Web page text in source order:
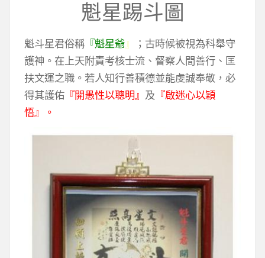
魁星踢斗圖
魁斗星君俗稱 『魁星爺 』
；古時候被視為科舉守
護神。在上天附責考核士流、督察人間善行、匡
扶文運之職。若人知行善積德並能虔誠奉敬，必
得其護佑 『開愚性以聰明』 及 『啟迷心以穎
悟』。